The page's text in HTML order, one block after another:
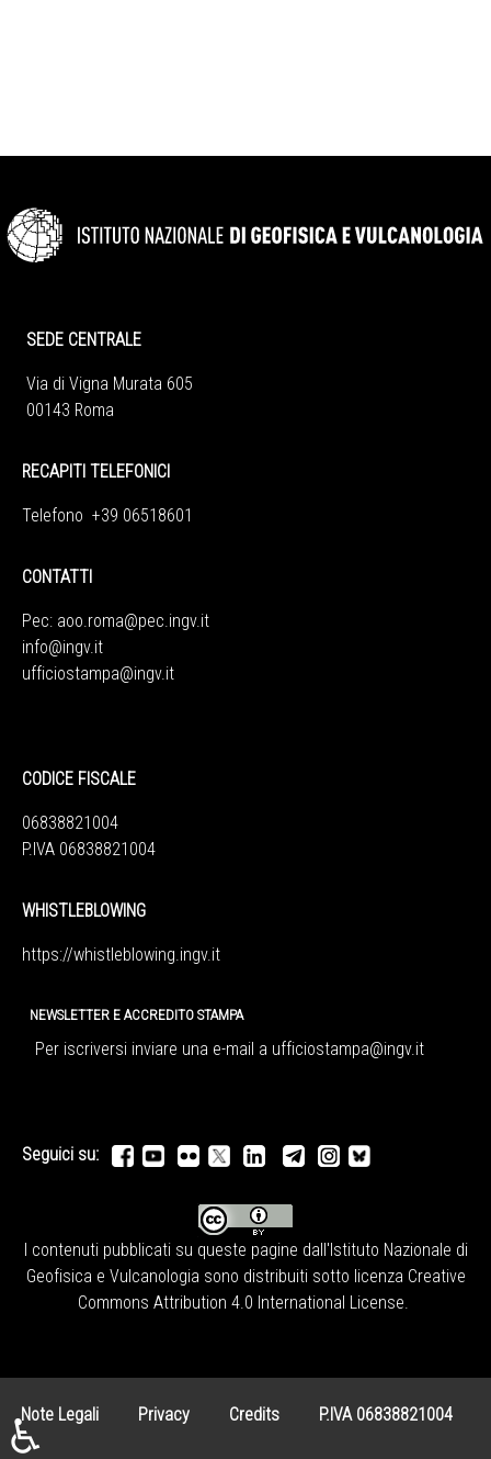
SEDE CENTRALE
Via di Vigna Murata 605
00143 Roma
RECAPITI TELEFONICI
Telefono +39 06518601
CONTATTI
Pec: aoo.roma@pec.ingv.it
info@ingv.it
ufficiostampa@ingv.it
CODICE FISCALE
06838821004
P.IVA 06838821004
WHISTLEBLOWING
https://whistleblowing.ingv.it
NEWSLETTER E ACCREDITO STAMPA
Per iscriversi inviare una e-mail a ufficiostampa@ingv.it
Seguici su:
I contenuti pubblicati su queste pagine dall' Istituto Nazionale di
Geofisica e Vulcanologia sono distribuiti sotto licenza Creative
Commons Attribution 4.0 International License.
Note Legali Privacy Credits P.IVA 06838821004